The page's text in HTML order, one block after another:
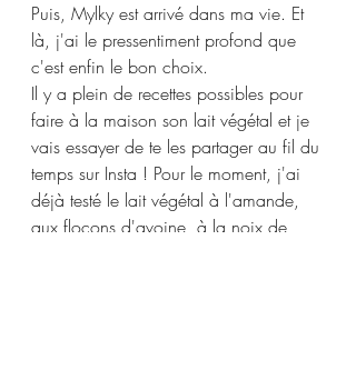
Puis, Mylky est arrivé dans ma vie. Et
là, j'ai le pressentiment profond que
c'est enfin le bon choix.
Il y a plein de recettes possibles pour
faire à la maison son lait végétal et je
vais essayer de te les partager au fil du
temps sur Insta ! Pour le moment, j'ai
déjà testé le lait végétal à l'amande,
aux flocons d'avoine, à la noix de